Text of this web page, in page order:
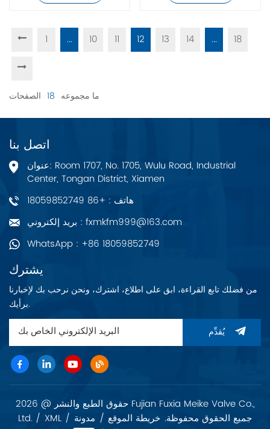
1 ... 10 11 12 13 14 ... 18
ما مجموعه 18 الصفحات
اتصل بنا
عنوان: Room 1707, No. 1705, Wulu Road, Industrial
Center, Tongan District, Xiamen
هاتف : +86 18059852749
بريد إلكتروني : fxmkfm999@163.com
WhatsApp : +86 18059852749
يشترك
من فضلك تابع القراءة، ابق على اطلاع، اشترك، ونحن نرحب بك لإخبارنا
برأيك.
يُقدِّم
حقوق الطبع والنشر @ 2026 Fujian Fuxia Meike Valve Co.,
Ltd. جميع الحقوق محفوظة. خريطة الموقع / مدونة /
XML
/